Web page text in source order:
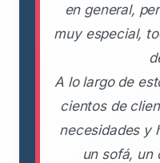
en general,
muy especial,
A lo largo de
cientos de
necesidades y
un sofá, un